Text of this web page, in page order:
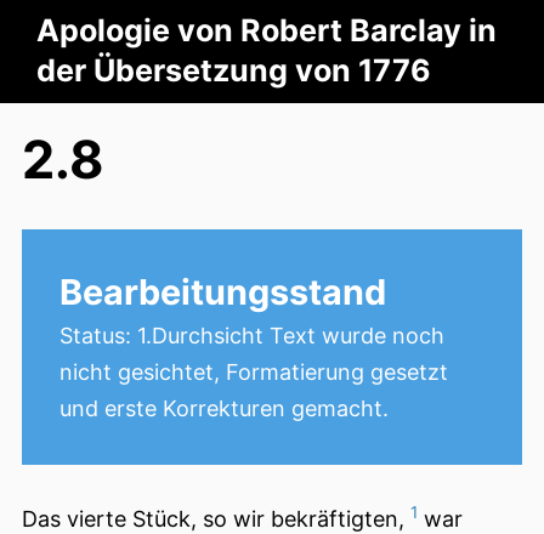
Apologie von Robert Barclay in
der Übersetzung von 1776
2.8
Bearbeitungsstand
Status: 1.Durchsicht Text wurde noch
nicht gesichtet, Formatierung gesetzt
und erste Korrekturen gemacht.
Das vierte Stück, so wir bekräftigten, 1 war